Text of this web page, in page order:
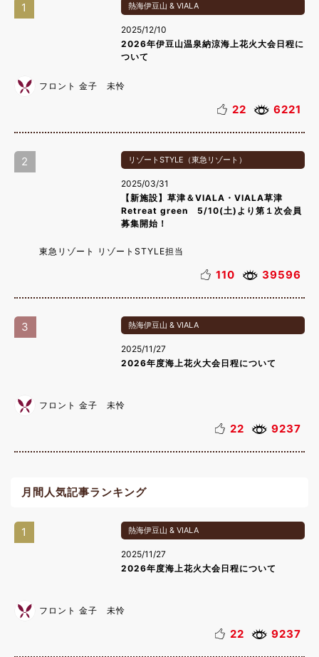
1 熱海伊豆山 & VIALA
2025/12/10
2026年伊豆山温泉納涼海上花火大会日程に
ついて
フロント 金子 未怜
22 6221
2 リゾートSTYLE（東急リゾート）
2025/03/31
【新施設】草津＆VIALA・VIALA草津
Retreat green 5/10(土)より第１次会員
募集開始！
東急リゾート リゾートSTYLE担当
110 39596
3 熱海伊豆山 & VIALA
2025/11/27
2026年度海上花火大会日程について
フロント 金子 未怜
22 9237
月間人気記事ランキング
1 熱海伊豆山 & VIALA
2025/11/27
2026年度海上花火大会日程について
フロント 金子 未怜
22 9237